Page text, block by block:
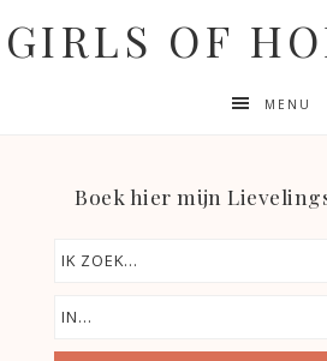
GIRLS OF
MENU
Boek hier mijn